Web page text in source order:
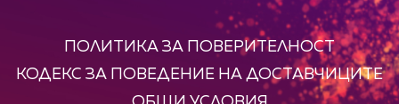
ПОЛИТИКА ЗА ПОВЕРИТЕЛНОСТ
КОДЕКС ЗА ПОВЕДЕНИЕ НА ДОСТАВЧИЦИТЕ